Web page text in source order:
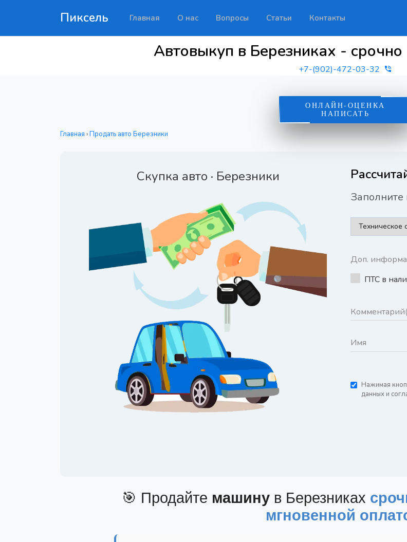
Пиксель Главная О нас Вопросы Статьи Контакты
Автовыкуп в Березниках - срочно
+7-(902)-472-03-32
ОНЛАЙН-ОЦЕНКА
НАПИСАТЬ
Главная ›Продать авто Березники
Скупка авто · Березники
Доп.
ПТС в
Нажимая
данных и
🎯 Продайте машину в Березниках
мгновенной